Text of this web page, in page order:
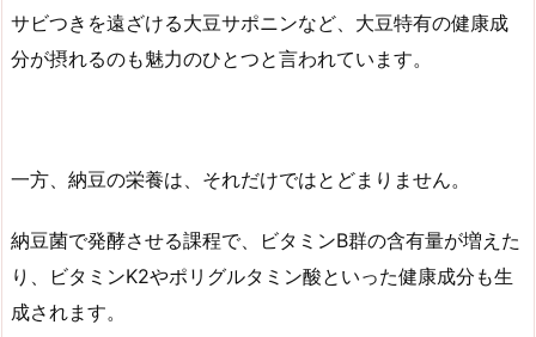
サビつきを遠ざける大豆サポニンなど、大豆特有の健康成
分が摂れるのも魅力のひとつと言われています。
一方、納豆の栄養は、それだけではとどまりません。
納豆菌で発酵させる課程で、ビタミンB群の含有量が増えた
り、ビタミンK2やポリグルタミン酸といった健康成分も生
成されます。